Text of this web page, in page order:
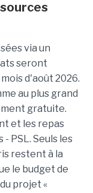
via un
seront
d'août 2026.
au plus grand
gratuite.
et les repas
PSL. Seuls les
restent à la
le budget de
projet «